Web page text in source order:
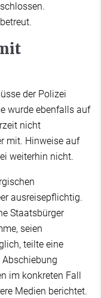
der Polizei
wurde ebenfalls auf
nicht
mit. Hinweise auf
weiterhin nicht.
ausreisepflichtig.
Staatsbürger
seien
teilte eine
im konkreten Fall
Medien berichtet.